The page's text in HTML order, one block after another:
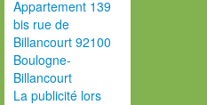
Appartement 139
bis rue de
Billancourt 92100
Boulogne-
Billancourt
La publicité lors